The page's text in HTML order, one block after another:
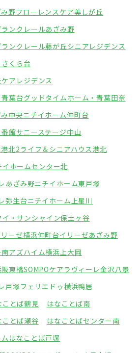
野フローレンスケア美しが丘
ランクレールあざみ野
ランクレール藤が丘シニアレジデンス
くら台
アレジデンス
葉台グッドタイムホーム・青葉田奈
中央ニチイホーム仲町台
館サニーステージ中山
北2ライフ＆シニアハウス港北
イホームセンター北
あざみ野ニチイホーム東戸塚
弥生台ニチイホーム上星川
イ・サンシャイン保土ヶ谷
リーゼ横浜仲町台イリーゼあざみ野
アズハイム横浜上大岡
東橋SOMPOケアラヴィーレ金沢八景
戸塚フェリエドゥ横浜鴨居
ことば鶴見
はなことば南
ことば瀬谷
はなことばセンター南
はなことば戸塚